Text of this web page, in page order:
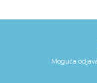
Moguća